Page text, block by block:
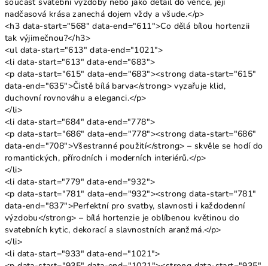
nadčasová krása zanechá dojem vždy a všude.</p>
<h3 data-start="568" data-end="611">Co dělá bílou hortenzii
tak výjimečnou?</h3>
<ul data-start="613" data-end="1021">
<li data-start="613" data-end="683">
<p data-start="615" data-end="683"><strong data-start="615"
data-end="635">Čistě bílá barva</strong> vyzařuje klid,
duchovní rovnováhu a eleganci.</p>
</li>
<li data-start="684" data-end="778">
<p data-start="686" data-end="778"><strong data-start="686"
data-end="708">Všestranné použití</strong> – skvěle se hodí do
romantických, přírodních i moderních interiérů.</p>
</li>
<li data-start="779" data-end="932">
<p data-start="781" data-end="932"><strong data-start="781"
data-end="837">Perfektní pro svatby, slavnosti i každodenní
výzdobu</strong> – bílá hortenzie je oblíbenou květinou do
svatebních kytic, dekorací a slavnostních aranžmá.</p>
</li>
<li data-start="933" data-end="1021">